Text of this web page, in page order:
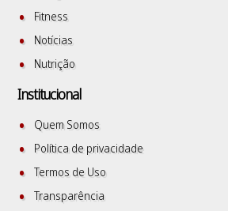
Fitness
Notícias
Nutrição
Institucional
Quem Somos
Política de privacidade
Termos de Uso
Transparência